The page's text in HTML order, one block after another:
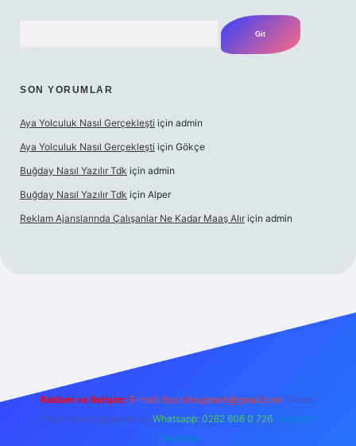
SON YORUMLAR
Aya Yolculuk Nasıl Gerçekleşti için admin
Aya Yolculuk Nasıl Gerçekleşti için Gökçe
Buğday Nasıl Yazılır Tdk için admin
Buğday Nasıl Yazılır Tdk için Alper
Reklam Ajanslarında Çalışanlar Ne Kadar Maaş Alır için admin
Reklam ve İletişim: E-mail: backlinkpaneli@gmail.com Teams:
forumhizmeti@gmail.com Whatsapp: 0262 606 0 726 Telegram:
@karabul